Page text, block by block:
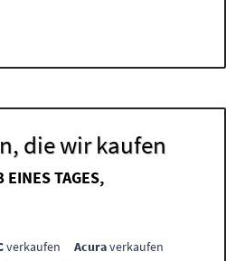
die wir kaufen
EINES TAGES,
verkaufen Acuraverkaufen